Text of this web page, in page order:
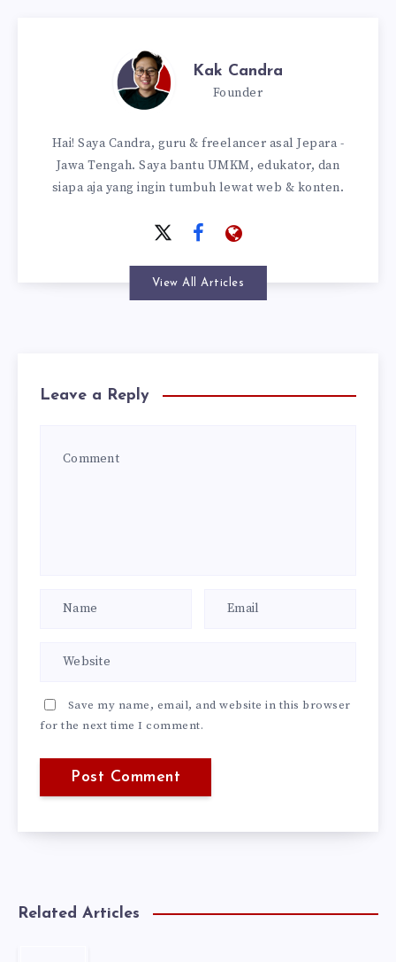
Kak Candra
Founder
Hai! Saya Candra, guru & freelancer asal Jepara -
Jawa Tengah. Saya bantu UMKM, edukator, dan
siapa aja yang ingin tumbuh lewat web & konten.
View All Articles
Leave a Reply
Save my name, email, and website in this browser
for the next time I comment.
Related Articles